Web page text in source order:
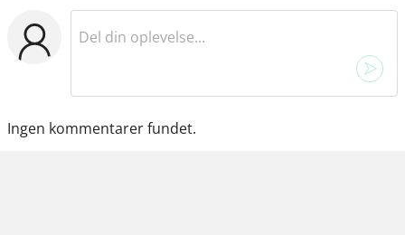
Ingen kommentarer fundet.